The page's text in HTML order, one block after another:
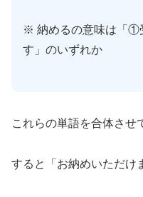
※ 納めるの意味は「①
す」のいずれか
これらの単語を合体させ
すると「お納めいただ